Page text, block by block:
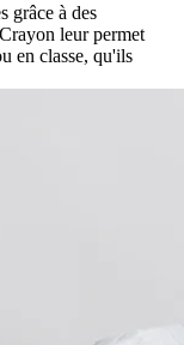
grâce à des
leur permet
en classe, qu'ils